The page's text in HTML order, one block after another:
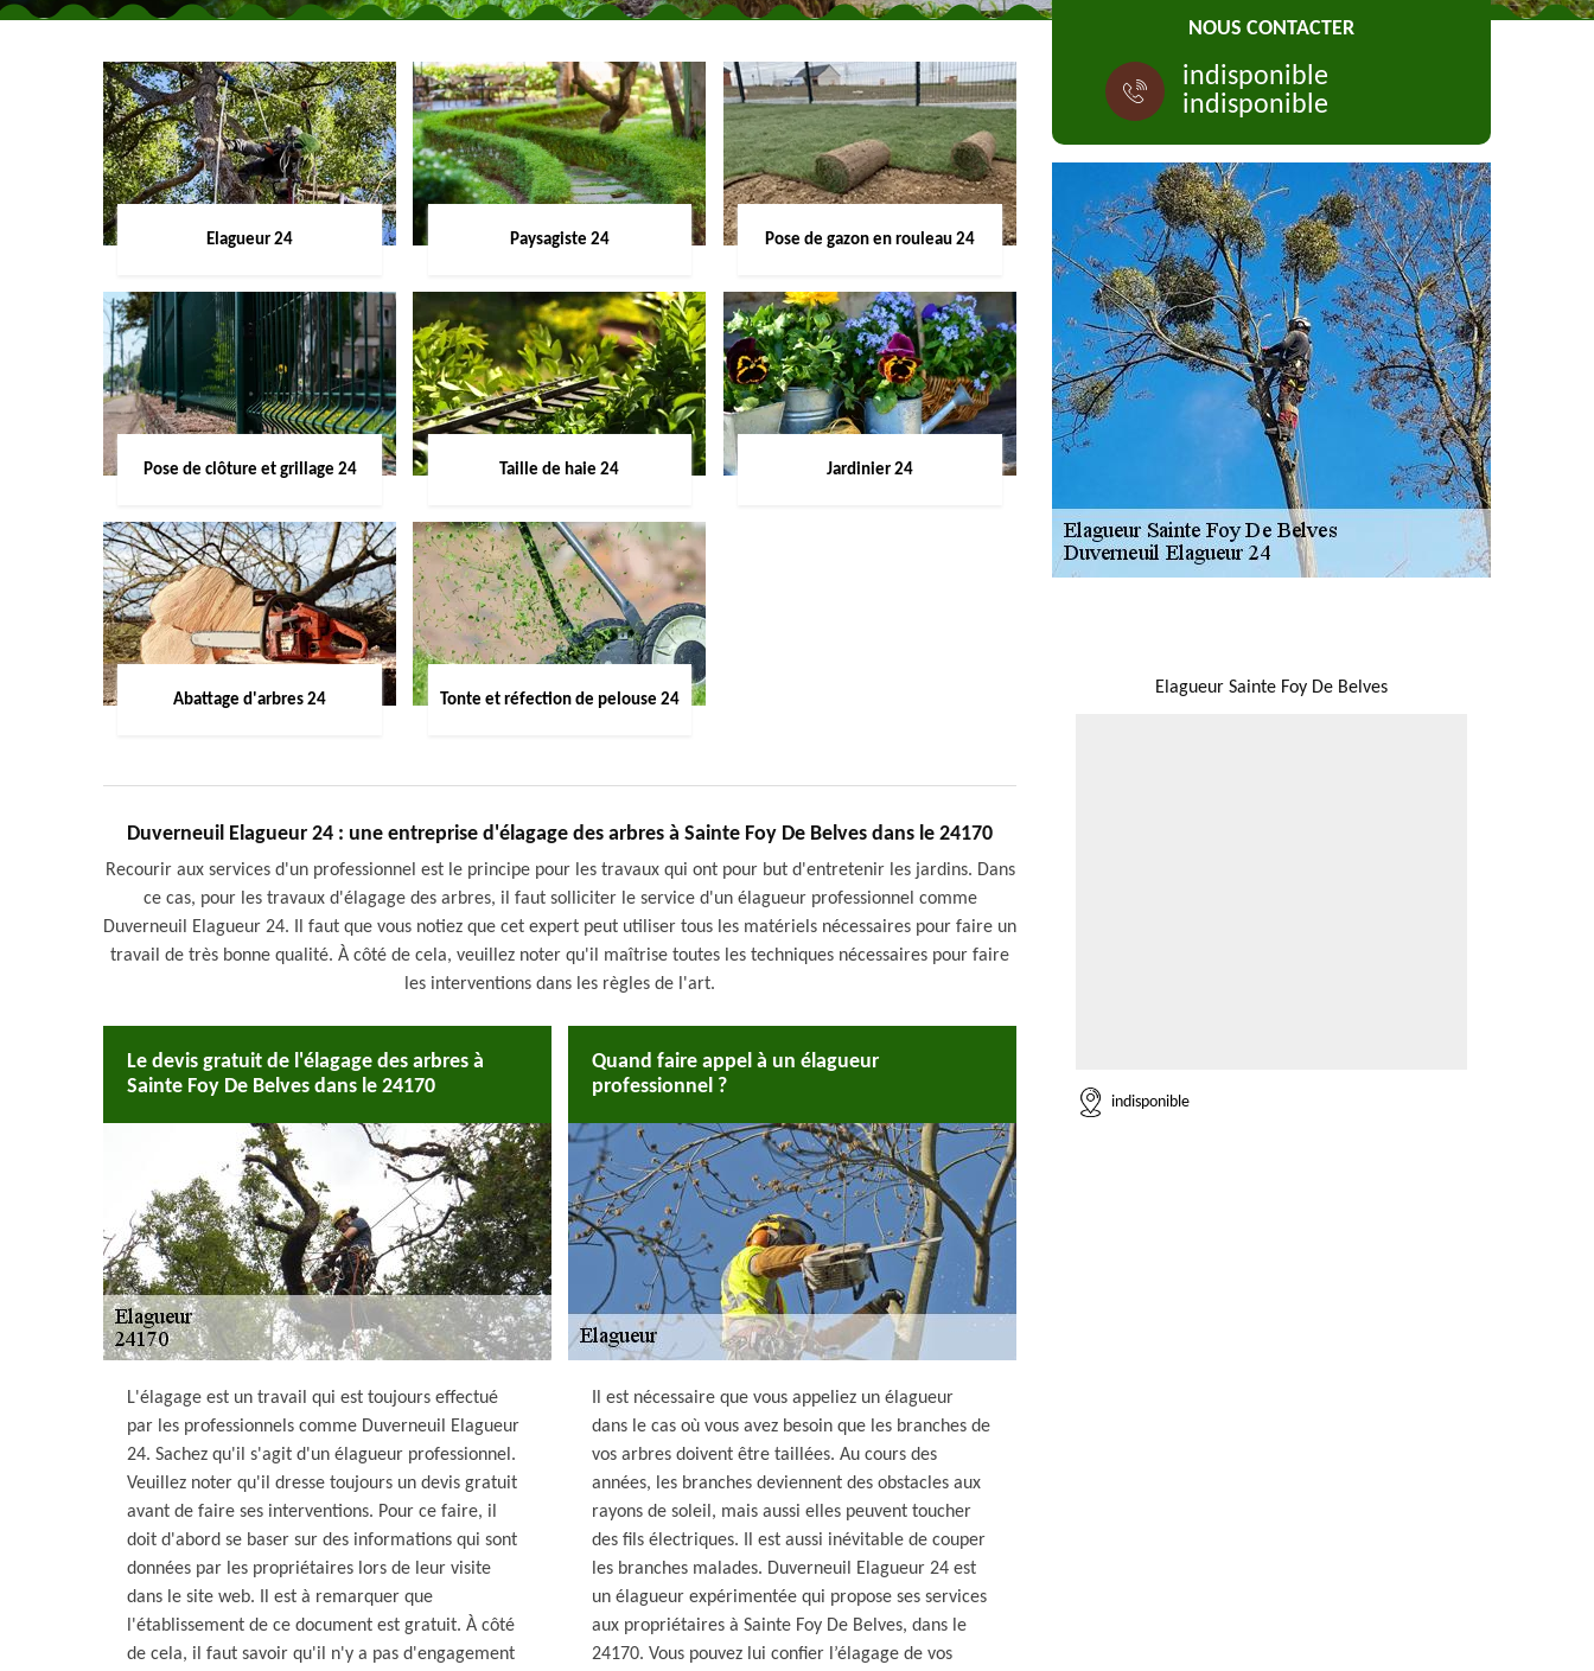
Elagueur 24 Paysagiste 24 Pose de gazon en rouleau 24
Pose de clôture et grillage 24 Taille de haie 24 Jardinier 24
Abattage d'arbres 24 Tonte et réfection de pelouse 24
Duverneuil Elagueur 24 : une entreprise d'élagage des arbres à Sainte Foy De Belves dans le 24170
Recourir aux services d'un professionnel est le principe pour les travaux qui ont pour but d'entretenir les jardins. Dans
ce cas, pour les travaux d'élagage des arbres, il faut solliciter le service d'un élagueur professionnel comme
Duverneuil Elagueur 24. Il faut que vous notiez que cet expert peut utiliser tous les matériels nécessaires pour faire un
travail de très bonne qualité. À côté de cela, veuillez noter qu'il maîtrise toutes les techniques nécessaires pour faire
les interventions dans les règles de l'art.
Le devis gratuit de l'élagage des arbres à
Sainte Foy De Belves dans le 24170
L'élagage est un travail qui est toujours effectué
par les professionnels comme Duverneuil Elagueur
24. Sachez qu'il s'agit d'un élagueur professionnel.
Veuillez noter qu'il dresse toujours un devis gratuit
avant de faire ses interventions. Pour ce faire, il
doit d'abord se baser sur des informations qui sont
données par les propriétaires lors de leur visite
dans le site web. Il est à remarquer que
l'établissement de ce document est gratuit. À côté
de cela, il faut savoir qu'il n'y a pas d'engagement
Quand faire appel à un élagueur
professionnel ?
Il est nécessaire que vous appeliez un élagueur
dans le cas où vous avez besoin que les branches de
vos arbres doivent être taillées. Au cours des
années, les branches deviennent des obstacles aux
rayons de soleil, mais aussi elles peuvent toucher
des fils électriques. Il est aussi inévitable de couper
les branches malades. Duverneuil Elagueur 24 est
un élagueur expérimentée qui propose ses services
aux propriétaires à Sainte Foy De Belves, dans le
24170. Vous pouvez lui confier l’élagage de vos
NOUS CONTACTER
indisponible
indisponible
Elagueur Sainte Foy De Belves
indisponible